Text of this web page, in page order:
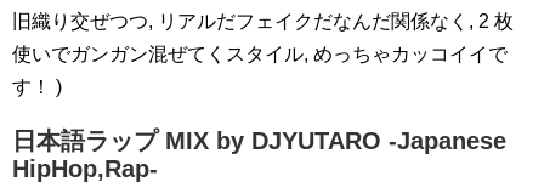
旧織り交ぜつつ, リアルだフェイクだなんだ関係なく, 2 枚
使いでガンガン混ぜてくスタイル, めっちゃカッコイイで
す！ )
日本語ラップ MIX by DJYUTARO -Japanese
HipHop,Rap-